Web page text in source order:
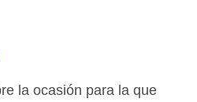
la ocasión para la que